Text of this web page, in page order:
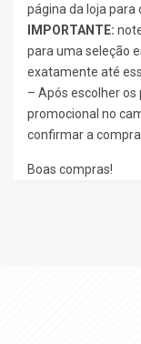
página da loja para
IMPORTANTE:
para uma seleção
exatamente até
– Após escolher os
promocional no
confirmar a compra.
Boas compras!